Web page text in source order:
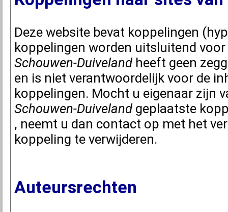
Deze website bevat koppelingen
koppelingen worden uitsluitend
Schouwen-Duivelandheeft geen
en is niet verantwoordelijk voor de
koppelingen. Mocht u eigenaar zijn
Schouwen-Duivelandgeplaatste
, neemt u dan contact op met het
koppeling te verwijderen.
Auteursrechten